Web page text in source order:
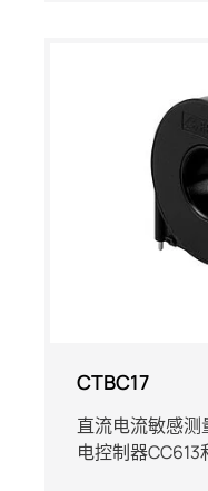
CTBC17
直流电流敏感
电控制器